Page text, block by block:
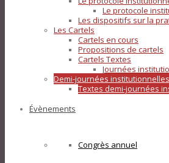
Le protocole
Les dispositifs sur la
Les Cartels
Cartels en cours
Propositions de cartels
Cartels Textes
Journées
Demi-journées institutionnelles
Textes demi-journées
Évènements
Congrès annuel